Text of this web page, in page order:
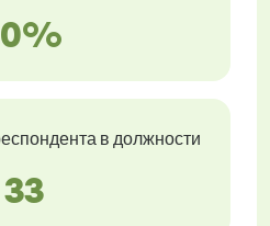
в должности
33